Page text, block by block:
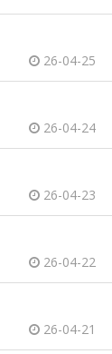
26-04-25
26-04-24
26-04-23
26-04-22
26-04-21